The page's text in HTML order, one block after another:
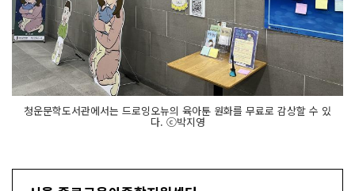
청운문학도서관에서는 드로잉오뉴의 육아툰 원화를 무료로 감상할 수 있
다. ⓒ박지영